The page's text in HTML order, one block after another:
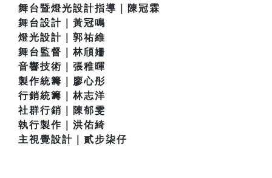
舞台暨燈光設計指導｜陳冠霖
舞台設計｜黃冠鳴
燈光設計｜郭祐維
舞台監督｜林頎姍
音響技術｜張稚暉
製作統籌｜廖心彤
行銷統籌｜林志洋
社群行銷｜陳郁雯
執行製作｜洪佑綺
主視覺設計｜貳步柒仔